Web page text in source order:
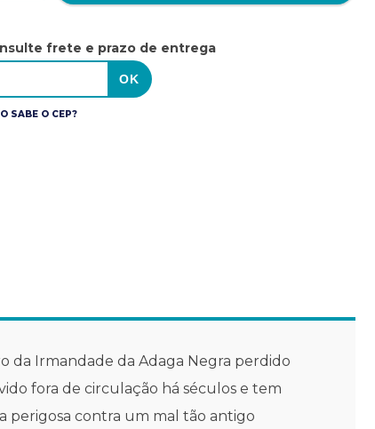
frete e prazo de entrega
SABE O CEP?
da Irmandade da Adaga Negra perdido
fora de circulação há séculos e tem
perigosa contra um mal tão antigo